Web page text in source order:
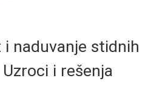
naduvanje stidnih
i rešenja